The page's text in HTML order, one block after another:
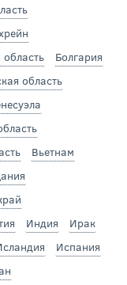
область
Болгария
область
Вьетнам
Индия
Ирак
Испания